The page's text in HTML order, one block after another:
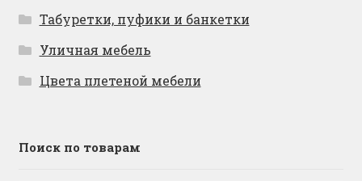
Табуретки, пуфики и банкетки
Уличная мебель
Цвета плетеной мебели
Поиск по товарам